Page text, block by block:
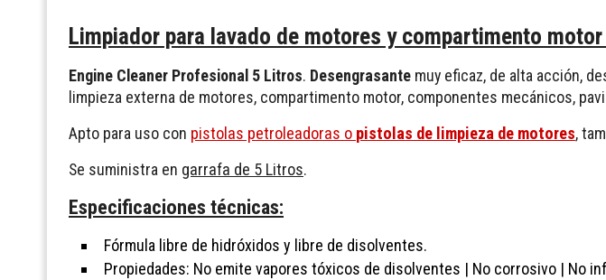
Limpiador para lavado de motores y compartimento
Engine Cleaner Profesional 5 Litros. Desengrasante muy eficaz, de alta acción,
limpieza externa de motores, compartimento motor, componentes mecánicos,
Apto para uso con pistolas petroleadoras o pistolas de limpieza de motores,
Se suministra en garrafa de 5 Litros.
Especificaciones técnicas:
Fórmula libre de hidróxidos y libre de disolventes.
Propiedades: No emite vapores tóxicos de disolventes | No corrosivo | No